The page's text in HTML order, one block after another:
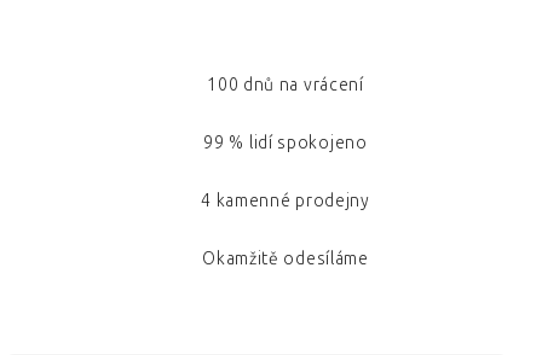
100 dnů na vrácení
99 % lidí spokojeno
4 kamenné prodejny
Okamžitě odesíláme